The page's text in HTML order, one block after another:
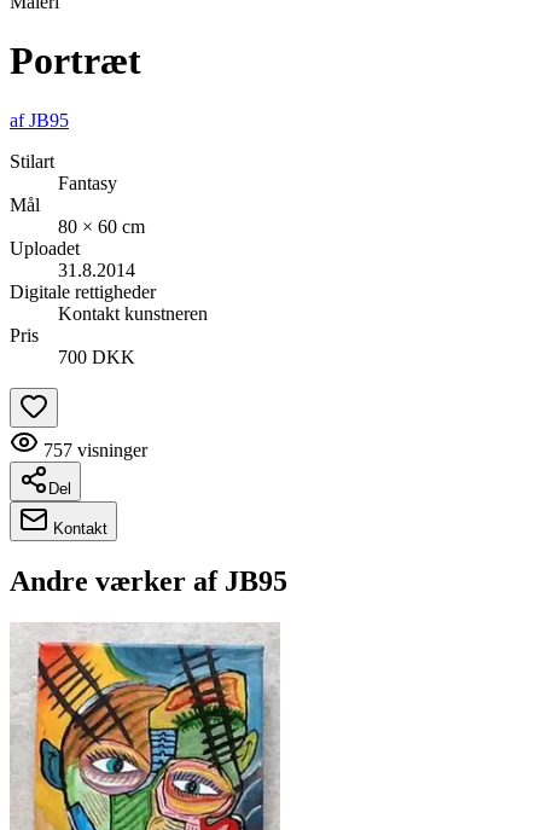
Portræt
afJB95
Stilart
Fantasy
Mål
80 × 60 cm
Uploadet
31.8.2014
Digitale rettigheder
Kontakt kunstneren
Pris
700 DKK
757 visninger
Del
Kontakt
Andre værker af JB95